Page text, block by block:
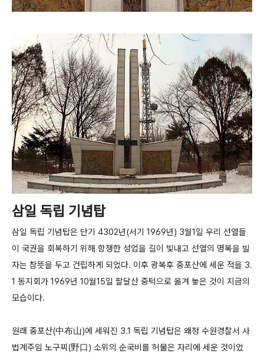
삼일 독립 기념탑
삼일 독립 기념탑은 단기 4302년(서기 1969년) 3월1일 우리 선열들
이 국권을 회복하기 위해 항쟁한 성업을 길이 빛내고 선열의 명복을 빌
자는 참뜻을 두고 건립하게 되었다. 이후 광복후 중포산에 세운 적을 3.
1 동지회가 1969년 10월15일 팔달산 중턱으로 옮겨 놓은 것이 지금의
모습이다.
원래 중포산(中布山)에 세워진 3.1 독립 기념탑은 왜정 수원경찰서 사
법계주임 노구찌(野口) 소위의 순국비를 허물은 자리에 세운 것이었